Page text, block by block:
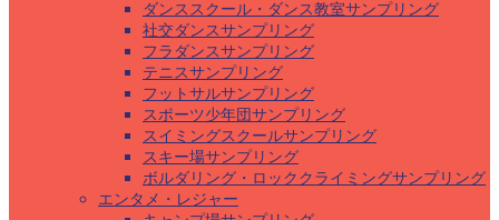
ダンススクール・ダンス教室サンプリング
社交ダンスサンプリング
フラダンスサンプリング
テニスサンプリング
フットサルサンプリング
スポーツ少年団サンプリング
スイミングスクールサンプリング
スキー場サンプリング
ボルダリング・ロッククライミングサンプリング
エンタメ・レジャー